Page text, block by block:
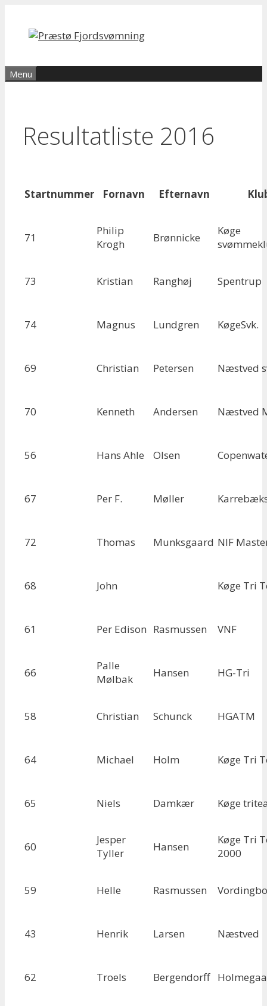
indhold
Menu
Resultatliste 2016
Startnummer Fornavn Efternavn
71
Philip
Krogh
Brønnicke
Køge
73 Kristian Ranghøj Spentrup
74 Magnus Lundgren KøgeSvk.
69 Christian Petersen Næstved
70 Kenneth Andersen Næstved
56 Hans Ahle Olsen
67 Per F. Møller
72 Thomas Munksgaard NIF
68 John Køge Tri
61 Per Edison Rasmussen VNF
66
Palle
Mølbak
Hansen HG-Tri
58 Christian Schunck HGATM
64 Michael Holm Køge Tri
65 Niels Damkær Køge
60
Jesper
Tyller
Hansen
Køge Tri
2000
59 Helle Rasmussen
43 Henrik Larsen Næstved
62 Troels Bergendorff